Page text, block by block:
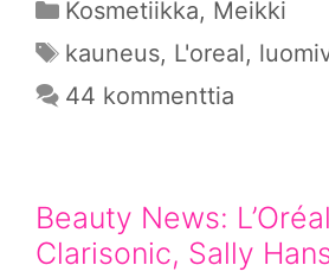
Kategoriat
Kosmetiikka, Meikki
Avainsanat
kauneus, L'oreal,
44 kommenttia
Beauty News:
Clarisonic, Sally